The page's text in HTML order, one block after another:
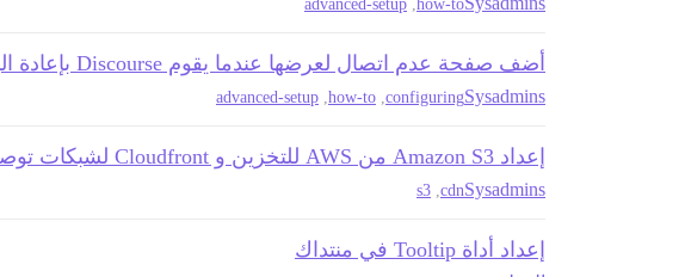
how-to
advanced-setup
أضف صفحة عدم اتصال لعرضها عندما يقوم Discourse بإعادة البناء أو بدء التشغيل
Sysadmins
configuring
how-to
advanced-setup
إعداد Amazon S3 من AWS للتخزين و Cloudfront لشبكات توصيل المحتوى
Sysadmins
cdn
s3
إعداد أداة Tooltip في منتداك